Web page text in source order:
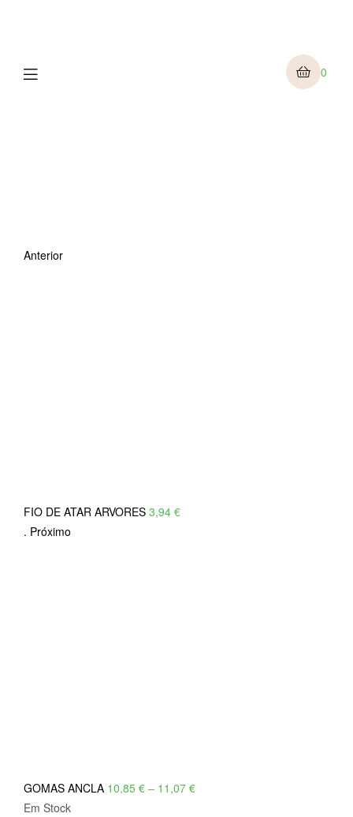
0
Menu
Anterior
FIO DE ATAR ARVORES 3,94 €
. Próximo
GOMAS ANCLA 10,85 € – 11,07 €Price
Em Stock